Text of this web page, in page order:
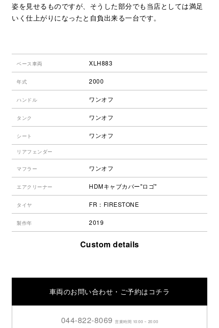
姿を見せるものですが、そうした部分でも当店としては満足
いく仕上がりになったと自負出来る一台です。
ベース車両 XLH883
年式 2000
ハンドル ワンオフ
タンク ワンオフ
シート ワンオフ
リアフェンダー
マフラー ワンオフ
エアクリーナー HDMキャブカバー"ロゴ"
タイヤ FR：FIRESTONE
製作年 2019
Custom details
車両のお問い合わせ・ご予約はコチラ
044-822-8069営業時間 10:00 ~ 20:00